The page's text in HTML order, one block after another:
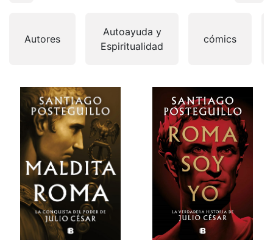
Autores
Autoayuda y
Espiritualidad
cómics